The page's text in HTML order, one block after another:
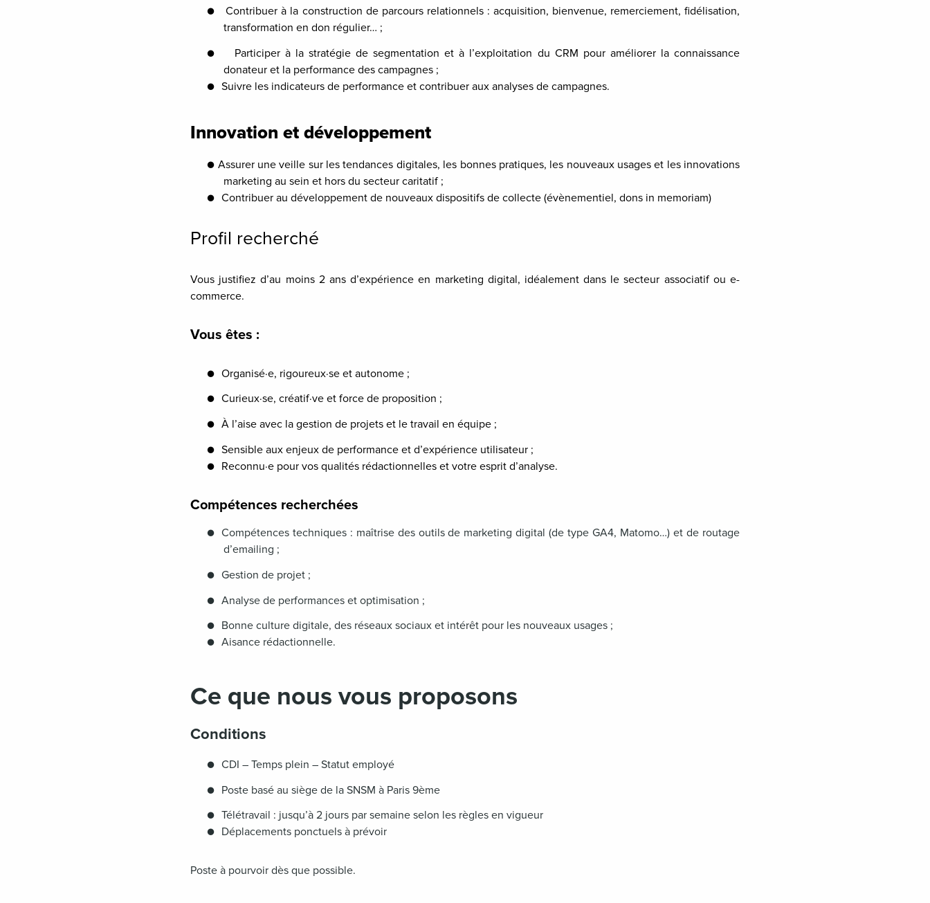
●
Contribuer à la construction de parcours relationnels : acquisition, bienvenue, remerciement, fidélisation,
transformation en don régulier… ;
●
Participer à la stratégie de segmentation et à l’exploitation du CRM pour améliorer la connaissance
donateur et la performance des campagnes ;
● Suivre les indicateurs de performance et contribuer aux analyses de campagnes.
Innovation et développement
● Assurer une veille sur les tendances digitales, les bonnes pratiques, les nouveaux usages et les innovations
marketing au sein et hors du secteur caritatif ;
● Contribuer au développement de nouveaux dispositifs de collecte (évènementiel, dons in memoriam)
Profil recherché
Vous justifiez d’au moins 2 ans d’expérience en marketing digital, idéalement dans le secteur associatif ou e-
commerce.
Vous êtes :
● Organisé·e, rigoureux·se et autonome ;
● Curieux·se, créatif·ve et force de proposition ;
● À l’aise avec la gestion de projets et le travail en équipe ;
● Sensible aux enjeux de performance et d’expérience utilisateur ;
● Reconnu·e pour vos qualités rédactionnelles et votre esprit d’analyse.
Compétences recherchées
● Compétences techniques : maîtrise des outils de marketing digital (de type GA4, Matomo…) et de routage
d’emailing ;
● Gestion de projet ;
● Analyse de performances et optimisation ;
● Bonne culture digitale, des réseaux sociaux et intérêt pour les nouveaux usages ;
● Aisance rédactionnelle.
Ce que nous vous proposons
Conditions
● CDI – Temps plein – Statut employé
● Poste basé au siège de la SNSM à Paris 9ème
● Télétravail : jusqu’à 2 jours par semaine selon les règles en vigueur
● Déplacements ponctuels à prévoir
Poste à pourvoir dès que possible.